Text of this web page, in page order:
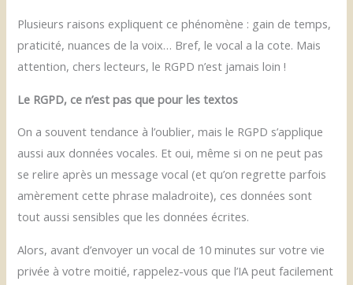
Plusieurs raisons expliquent ce phénomène : gain de temps,
praticité, nuances de la voix… Bref, le vocal a la cote. Mais
attention, chers lecteurs, le RGPD n’est jamais loin !
Le RGPD, ce n’est pas que pour les textos
On a souvent tendance à l’oublier, mais le RGPD s’applique
aussi aux données vocales. Et oui, même si on ne peut pas
se relire après un message vocal (et qu’on regrette parfois
amèrement cette phrase maladroite), ces données sont
tout aussi sensibles que les données écrites.
Alors, avant d’envoyer un vocal de 10 minutes sur votre vie
privée à votre moitié, rappelez-vous que l’IA peut facilement